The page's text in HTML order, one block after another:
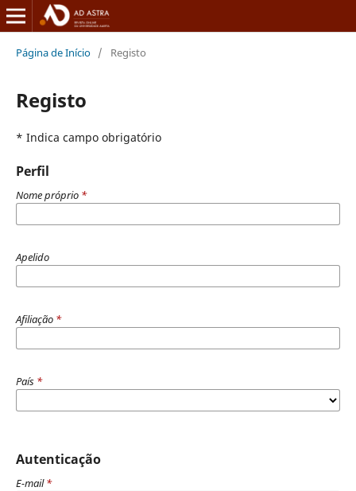
Página de Início / Registo
Registo
* Indica campo obrigatório
Perfil
Nome próprio *
Apelido
Afiliação *
País *
Autenticação
E-mail*